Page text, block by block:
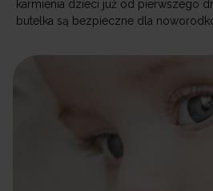
karmienia dzieci już od pierwszego
butelka są bezpieczne dla